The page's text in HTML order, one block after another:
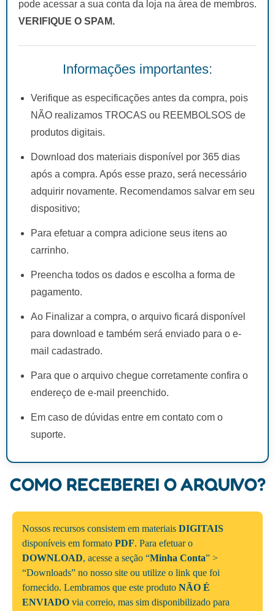
pode acessar a sua conta da loja na área de membros.
VERIFIQUE O SPAM.
Informações importantes:
Verifique as especificações antes da compra, pois
NÃO realizamos TROCAS ou REEMBOLSOS de
produtos digitais.
Download dos materiais disponível por 365 dias
após a compra. Após esse prazo, será necessário
adquirir novamente. Recomendamos salvar em seu
dispositivo;
Para efetuar a compra adicione seus itens ao
carrinho.
Preencha todos os dados e escolha a forma de
pagamento.
Ao Finalizar a compra, o arquivo ficará disponível
para download e também será enviado para o e-
mail cadastrado.
Para que o arquivo chegue corretamente confira o
endereço de e-mail preenchido.
Em caso de dúvidas entre em contato com o
suporte.
COMO RECEBEREI O ARQUIVO?
Nossos recursos consistem em materiais DIGITAIS
disponíveis em formato PDF. Para efetuar o
DOWNLOAD, acesse a seção “Minha Conta” >
“Downloads” no nosso site ou utilize o link que foi
fornecido. Lembramos que este produto NÃO É
ENVIADO via correio, mas sim disponibilizado para